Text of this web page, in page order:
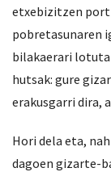
etxebizitzen
pobretasunaren
bilakaerari
hutsak: gure
erakusgarri dira,
Hori dela eta,
dagoen gizarte-